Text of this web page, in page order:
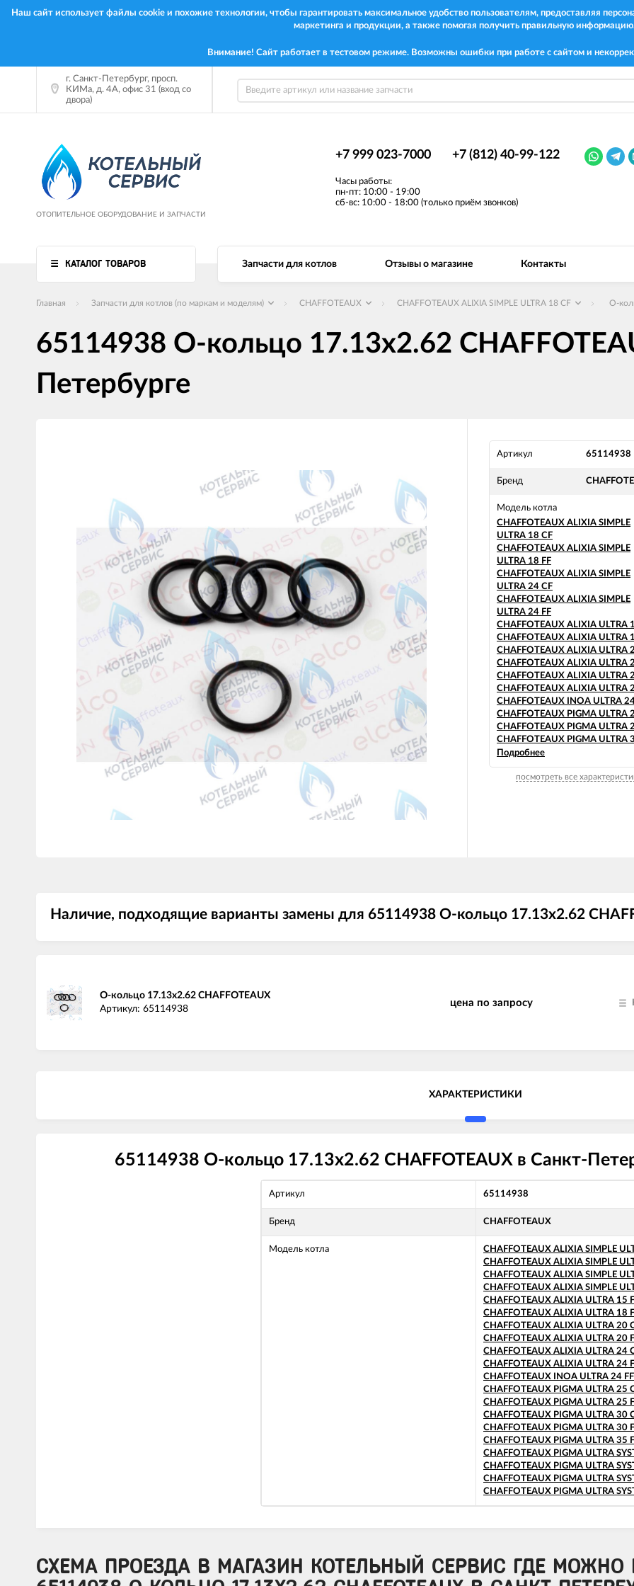
Наш сайт использует файлы cookie и похожие технологии, чтобы гарантировать максимальное удобство пользователям, предоставляя
маркетинга и продукции, а также помогая получить правильную
Внимание! Сайт работает в тестовом режиме. Возможны ошибки при работе с сайтом и
г. Санкт-Петербург, просп.
КИМа, д. 4А, офис 31 (вход со
двора)
ОТОПИТЕЛЬНОЕ ОБОРУДОВАНИЕ И ЗАПЧАСТИ
+7 999 023-7000 +7 (812) 40-99-122
Часы работы:
пн-пт: 10:00 - 19:00
сб-вс: 10:00 - 18:00 (только приём звонков)
КАТАЛОГ ТОВАРОВ Запчасти для котлов Отзывы о магазине Контакты
Главная Запчасти для котлов (по маркам и моделям) CHAFFOTEAUX CHAFFOTEAUX ALIXIA SIMPLE ULTRA 18 CF О-
65114938 О-кольцо 17.13x2.62
Петербурге
Артикул 65114938
Бренд
Модель котла
CHAFFOTEAUX ALIXIA SIMPLE
ULTRA 18 CF
CHAFFOTEAUX ALIXIA SIMPLE
ULTRA 18 FF
CHAFFOTEAUX ALIXIA SIMPLE
ULTRA 24 CF
CHAFFOTEAUX ALIXIA SIMPLE
ULTRA 24 FF
CHAFFOTEAUX ALIXIA ULTRA
CHAFFOTEAUX ALIXIA ULTRA
CHAFFOTEAUX ALIXIA ULTRA
CHAFFOTEAUX ALIXIA ULTRA
CHAFFOTEAUX ALIXIA ULTRA
CHAFFOTEAUX ALIXIA ULTRA
CHAFFOTEAUX INOA ULTRA
CHAFFOTEAUX PIGMA ULTRA
CHAFFOTEAUX PIGMA ULTRA
CHAFFOTEAUX PIGMA ULTRA
CHAFFOTEAUX PIGMA ULTRA
CHAFFOTEAUX PIGMA ULTRA
CHAFFOTEAUX PIGMA ULTRA
Подробнее
посмотреть все
Наличие, подходящие варианты замены для 65114938 О-кольцо 17.13x2.62
О-кольцо 17.13x2.62 CHAFFOTEAUX
Артикул: 65114938
цена по запросу
ХАРАКТЕРИСТИКИ
65114938 О-кольцо 17.13x2.62 CHAFFOTEAUX в Санкт-
Артикул 65114938
Бренд CHAFFOTEAUX
Модель котла
CHAFFOTEAUX ALIXIA SIMPLE
CHAFFOTEAUX ALIXIA SIMPLE
CHAFFOTEAUX ALIXIA SIMPLE
CHAFFOTEAUX ALIXIA SIMPLE
CHAFFOTEAUX ALIXIA ULTRA 15
CHAFFOTEAUX ALIXIA ULTRA 18
CHAFFOTEAUX ALIXIA ULTRA 20
CHAFFOTEAUX ALIXIA ULTRA 20
CHAFFOTEAUX ALIXIA ULTRA 24
CHAFFOTEAUX ALIXIA ULTRA 24
CHAFFOTEAUX INOA ULTRA 24 FF
CHAFFOTEAUX PIGMA ULTRA 25
CHAFFOTEAUX PIGMA ULTRA 25
CHAFFOTEAUX PIGMA ULTRA 30
CHAFFOTEAUX PIGMA ULTRA 30
CHAFFOTEAUX PIGMA ULTRA 35
CHAFFOTEAUX PIGMA ULTRA
CHAFFOTEAUX PIGMA ULTRA
CHAFFOTEAUX PIGMA ULTRA
CHAFFOTEAUX PIGMA ULTRA
СХЕМА ПРОЕЗДА В МАГАЗИН КОТЕЛЬНЫЙ СЕРВИС ГДЕ МОЖНО